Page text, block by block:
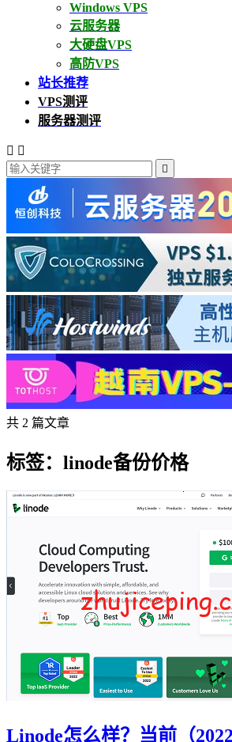
Windows VPS
云服务器
大硬盘VPS
高防VPS
站长推荐
VPS测评
服务器测评
 

共 2 篇文章
标签：linode备份价格
Linode怎么样？当前（